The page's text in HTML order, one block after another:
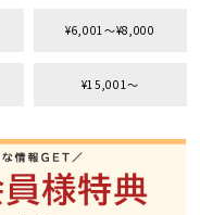
¥6,001〜¥8,000
¥15,001〜